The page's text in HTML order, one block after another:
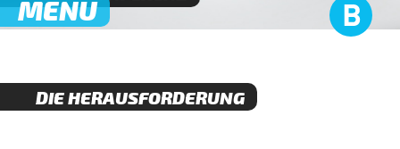
MENÜ
DIE HERAUSFORDERUNG